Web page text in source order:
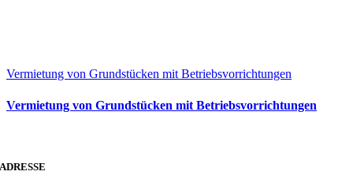
Vermietung von Grundstücken mit Betriebsvorrichtungen
Vermietung von Grundstücken mit Betriebsvorrichtungen
ADRESSE